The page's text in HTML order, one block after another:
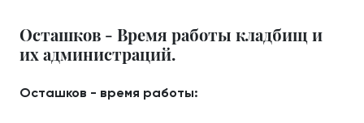
Осташков - Время работы кладбищ и
их администраций.
Осташков - время работы: